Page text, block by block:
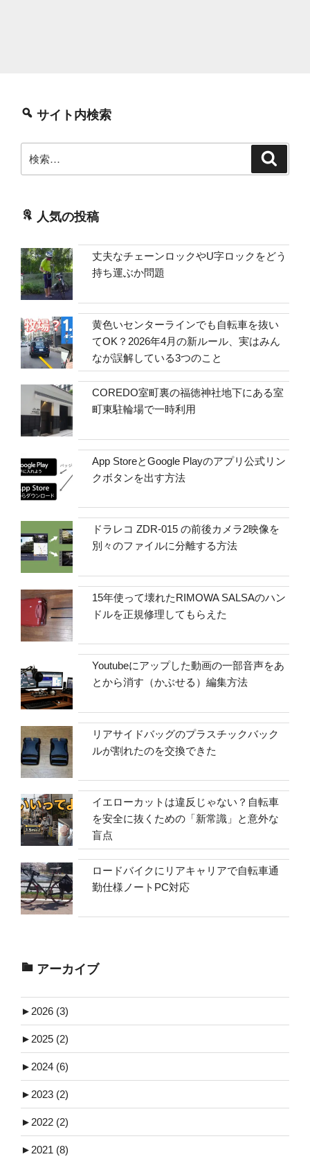
サイト内検索
索:
人気の投稿
丈夫なチェーンロックやU字ロックをどう
持ち運ぶか問題
黄色いセンターラインでも自転車を抜い
てOK？2026年4月の新ルール、実はみん
なが誤解している3つのこと
COREDO室町裏の福徳神社地下にある室
町東駐輪場で一時利用
App StoreとGoogle Playのアプリ公式リン
クボタンを出す方法
ドラレコ ZDR-015 の前後カメラ2映像を
別々のファイルに分離する方法
15年使って壊れたRIMOWA SALSAのハン
ドルを正規修理してもらえた
Youtubeにアップした動画の一部音声をあ
とから消す（かぶせる）編集方法
リアサイドバッグのプラスチックバック
ルが割れたのを交換できた
イエローカットは違反じゃない？自転車
を安全に抜くための「新常識」と意外な
盲点
ロードバイクにリアキャリアで自転車通
勤仕様ノートPC対応
アーカイブ
► 2026 (3)
► 2025 (2)
► 2024 (6)
► 2023 (2)
► 2022 (2)
► 2021 (8)